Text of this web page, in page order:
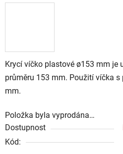
Krycí víčko plastové ø153 mm je
průměru 153 mm. Použití víčka
mm.
Položka byla vyprodána…
Dostupnost
Kód: